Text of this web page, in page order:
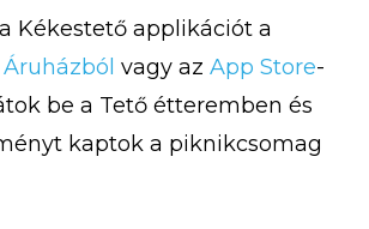
Kékestető applikációt a
vagy az App Store-
be a Tető étteremben és
kaptok a piknikcsomag